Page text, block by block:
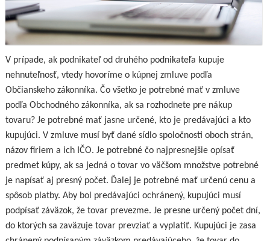
V prípade, ak podnikateľ od druhého podnikateľa kupuje
nehnuteľnosť, vtedy hovoríme o kúpnej zmluve podľa
Občianskeho zákonníka. Čo všetko je potrebné mať v zmluve
podľa Obchodného zákonníka, ak sa rozhodnete pre nákup
tovaru? Je potrebné mať jasne určené, kto je predávajúci a kto
kupujúci. V zmluve musí byť dané sídlo spoločnosti oboch strán,
názov firiem a ich IČO. Je potrebné čo najpresnejšie opísať
predmet kúpy, ak sa jedná o tovar vo väčšom množstve potrebné
je napísať aj presný počet. Ďalej je potrebné mať určenú cenu a
spôsob platby. Aby bol predávajúci ochránený, kupujúci musí
podpísať záväzok, že tovar prevezme. Je presne určený počet dní,
do ktorých sa zaväzuje tovar prevziať a vyplatiť. Kupujúci je zasa